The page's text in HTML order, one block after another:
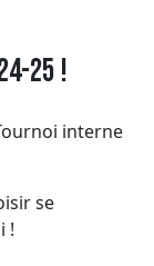
25 !
interne
se
!